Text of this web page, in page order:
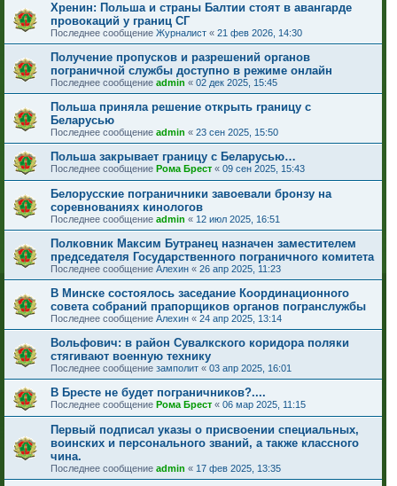
Хренин: Польша и страны Балтии стоят в авангарде
провокаций у границ СГ
Последнее сообщение Журналист « 21 фев 2026, 14:30
Получение пропусков и разрешений органов
пограничной службы доступно в режиме онлайн
Последнее сообщение admin « 02 дек 2025, 15:45
Польша приняла решение открыть границу с
Беларусью
Последнее сообщение admin « 23 сен 2025, 15:50
Польша закрывает границу с Беларусью…
Последнее сообщение Рома Брест « 09 сен 2025, 15:43
Белорусские пограничники завоевали бронзу на
соревнованиях кинологов
Последнее сообщение admin « 12 июл 2025, 16:51
Полковник Максим Бутранец назначен заместителем
председателя Государственного пограничного комитета
Последнее сообщение Алехин « 26 апр 2025, 11:23
В Минске состоялось заседание Координационного
совета собраний прапорщиков органов погранслужбы
Последнее сообщение Алехин « 24 апр 2025, 13:14
Вольфович: в район Сувалкского коридора поляки
стягивают военную технику
Последнее сообщение замполит « 03 апр 2025, 16:01
В Бресте не будет пограничников?....
Последнее сообщение Рома Брест « 06 мар 2025, 11:15
Первый подписал указы о присвоении специальных,
воинских и персонального званий, а также классного
чина.
Последнее сообщение admin « 17 фев 2025, 13:35